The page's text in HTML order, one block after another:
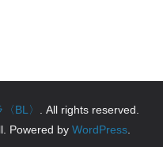
BL〉 . All rights reserved.
Powered by WordPress.